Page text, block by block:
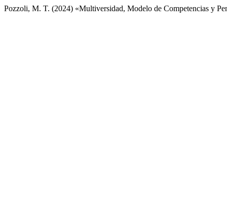
Pozzoli, M. T. (2024) «Multiversidad, Modelo de Competencias y